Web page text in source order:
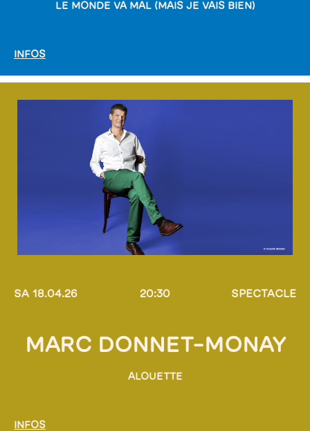
LE MONDE VA MAL (MAIS JE VAIS BIEN)
INFOS
SA 18.04.26 20:30 SPECTACLE
MARC DONNET-MONAY
ALOUETTE
INFOS